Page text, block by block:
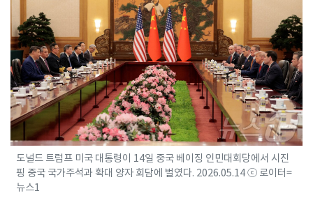
도널드 트럼프 미국 대통령이 14일 중국 베이징 인민대회당에서 시진
핑 중국 국가주석과 확대 양자 회담에 벌였다. 2026.05.14 ⓒ 로이터=
뉴스1